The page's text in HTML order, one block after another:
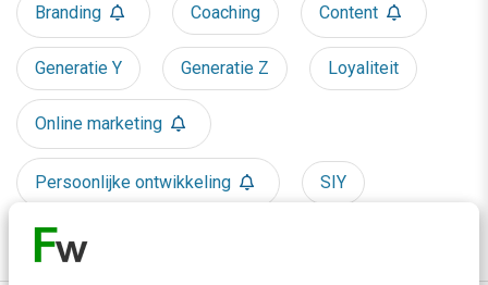
Branding Coaching Content
Generatie Y Generatie Z Loyaliteit
Online marketing
Persoonlijke ontwikkeling SIY
Tech